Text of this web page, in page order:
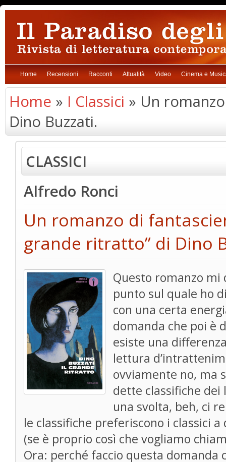
Home Recensioni Racconti Attualità Video Cinema e
Home » I Classici » Un
Dino Buzzati.
CLASSICI
Alfredo Ronci
Un romanzo di
grande ritratto” di Dino
Questo romanzo mi
punto sul quale ho
con una certa
domanda che poi è
esiste una
lettura
ovviamente no, ma
dette classifiche dei
una svolta, beh, ci
le classifiche preferiscono i classici
(se è proprio così che vogliamo
Ora: perché faccio questa domanda